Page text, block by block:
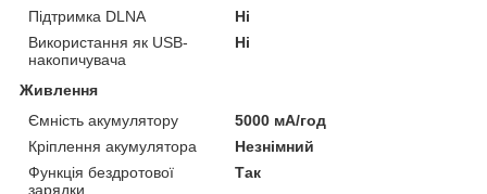
Підтримка DLNA
Ні
Використання як USB-
накопичувача
Ні
Живлення
Ємність акумулятору
5000 мА/год
Кріплення акумулятора
Незнімний
Функція бездротової
зарядки
Так